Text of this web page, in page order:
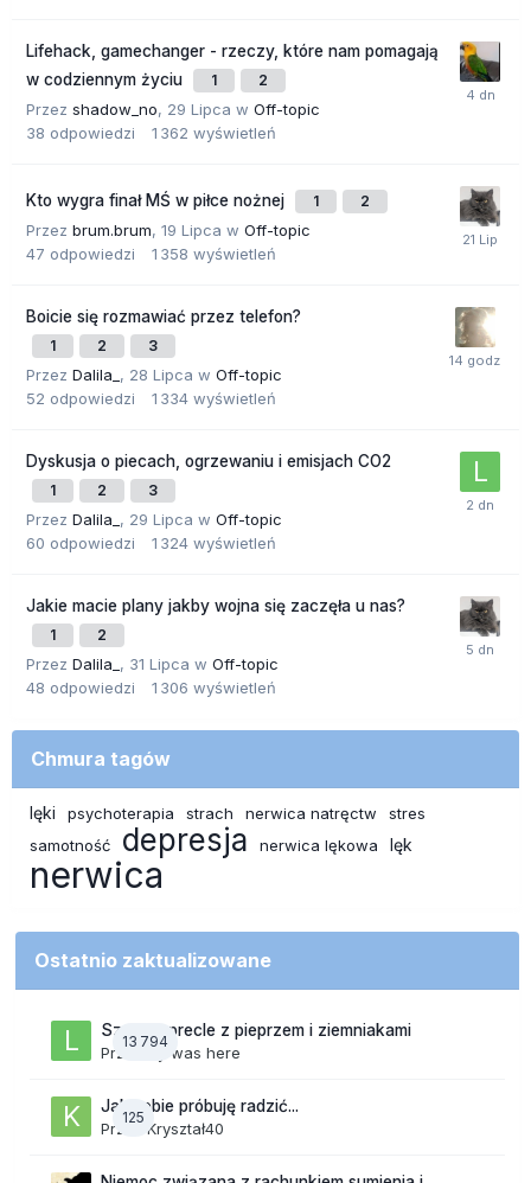
Lifehack, gamechanger - rzeczy, które nam pomagają
w codziennym życiu
1 2
Przez shadow_no, 29 Lipca w Off-topic
38 odpowiedzi 1 362 wyświetleń
Kto wygra finał MŚ w piłce nożnej 1 2
Przez brum.brum, 19 Lipca w Off-topic
47 odpowiedzi 1 358 wyświetleń
Boicie się rozmawiać przez telefon?
1 2 3
Przez Dalila_ , 28 Lipca w Off-topic
52 odpowiedzi 1 334 wyświetleń
Dyskusja o piecach, ogrzewaniu i emisjach CO2
1 2 3
Przez Dalila_ , 29 Lipca w Off-topic
60 odpowiedzi 1 324 wyświetleń
Jakie macie plany jakby wojna się zaczęła u nas?
1 2
Przez Dalila_ , 31 Lipca w Off-topic
48 odpowiedzi 1 306 wyświetleń
Chmura tagów
lęki psychoterapia strach nerwica natręctw
stres
samotność
depresja nerwica lękowa lęk
nerwica
Ostatnio zaktualizowane
13 794
Szalone precle z pieprzem i ziemniakami
Przez lily was here
125
Jak sobie próbuję radzić...
Przez Kryształ40